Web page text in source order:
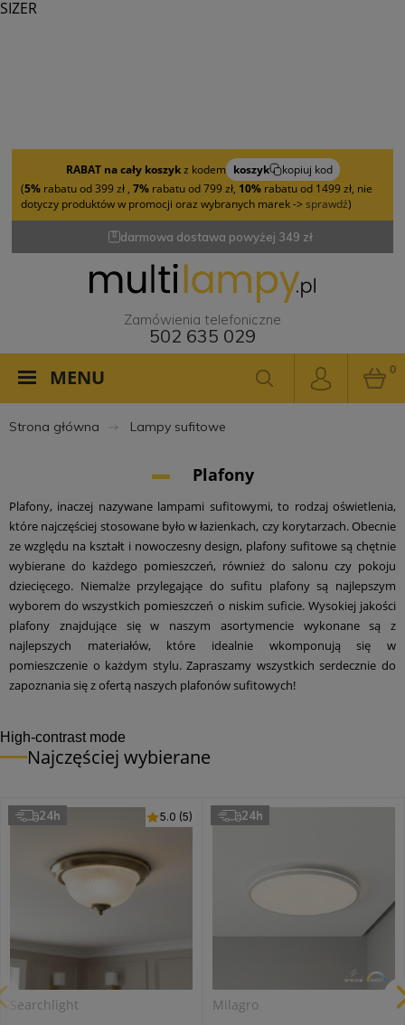
RABAT na cały koszykz kodem koszyk
kopiuj kod
(5% rabatu od 399 zł , 7% rabatu od 799 zł, 10% rabatu od 1499 zł, nie
dotyczy produktów w promocji oraz wybranych marek -> sprawdź)
darmowa dostawa powyżej 349 zł
Zamówienia telefoniczne
502 635 029
MENU 0
Strona główna Lampy sufitowe
Plafony
Plafony, inaczej nazywane lampami sufitowymi, to rodzaj oświetlenia,
które najczęściej stosowane było w łazienkach, czy korytarzach. Obecnie
ze względu na kształt i nowoczesny design, plafony sufitowe są chętnie
wybierane do każdego pomieszczeń, również do salonu czy pokoju
dziecięcego. Niemalże przylegające do sufitu plafony są najlepszym
wyborem do wszystkich pomieszczeń o niskim suficie. Wysokiej jakości
plafony znajdujące się w naszym asortymencie wykonane są z
najlepszych materiałów, które idealnie wkomponują się w
pomieszczenie o każdym stylu. Zapraszamy wszystkich serdecznie do
zapoznania się z ofertą naszych plafonów sufitowych!
High-contrast mode
Najczęściej wybierane
Searchlight
5.0 (5)
24h
Milagro
24h
SIZER